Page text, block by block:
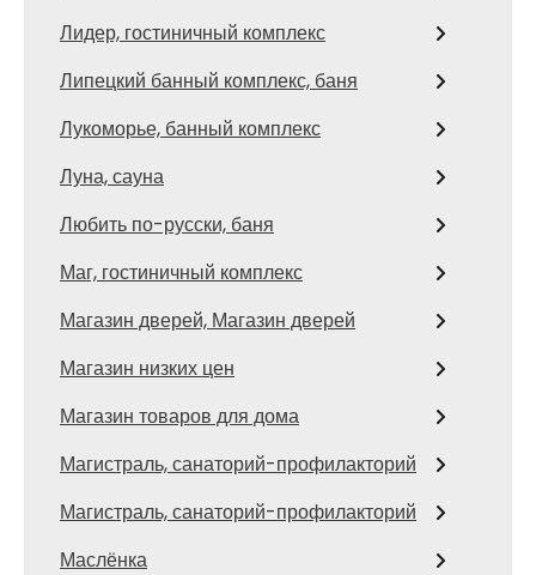
Лидер, гостиничный комплекс
Липецкий банный комплекс, баня
Лукоморье, банный комплекс
Луна, сауна
Любить по-русски, баня
Маг, гостиничный комплекс
Магазин дверей, Магазин дверей
Магазин низких цен
Магазин товаров для дома
Магистраль, санаторий-профилакторий
Магистраль, санаторий-профилакторий
Маслёнка